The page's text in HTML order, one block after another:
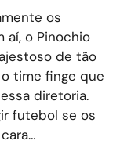
os
aí, o Pinochio
de tão
time finge que
diretoria.
futebol se os